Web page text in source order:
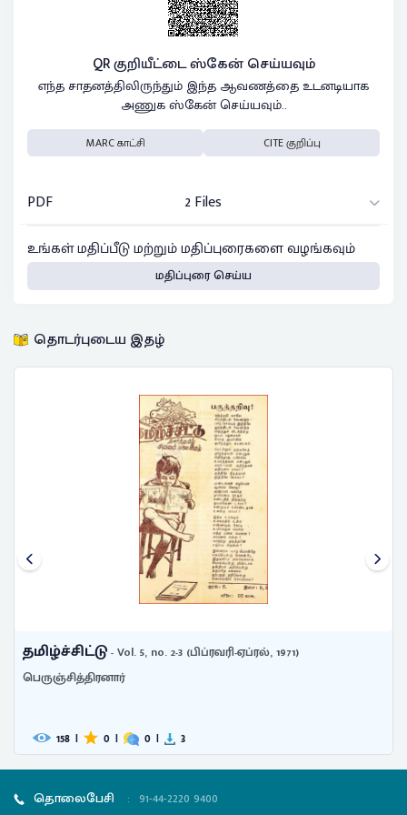
QR குறியீட்டை ஸ்கேன் செய்யவும்
எந்த சாதனத்திலிருந்தும் இந்த ஆவணத்தை உடனடியாக
அணுக ஸ்கேன் செய்யவும்..
MARC காட்சி CITE குறிப்பு
PDF
2 Files
உங்கள் மதிப்பீடு மற்றும் மதிப்புரைகளை வழங்கவும்
மதிப்புரை செய்ய
தொடர்புடைய இதழ்
தமிழ்ச்சிட்டு- Vol. 5, no. 2-3 (பிப்ரவரி-ஏப்ரல், 1971)
பெருஞ்சித்திரனார்
158 | 0 | 0 | 3
தொலைபேசி : 91-44-2220 9400